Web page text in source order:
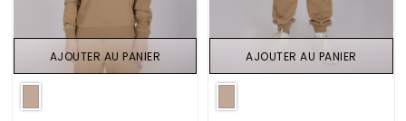
AJOUTER AU PANIER AJOUTER AU PANIER